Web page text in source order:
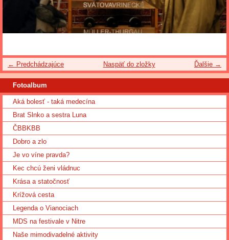
← Predchádzajúce Ďalšie →
Naspäť do zložky
Fotoalbum
Aká bolesť - taká medecína
Brat Slnko a sestra Luna
ČBBKBB
Dobro a zlo
Je vo víne pravda?
Kec chcú ženi vládnuc
Krása a statočnosť
Krížová cesta
Legenda o Vianociach
MDS na festivale v Nitre
Naše mimodivadelné aktivity